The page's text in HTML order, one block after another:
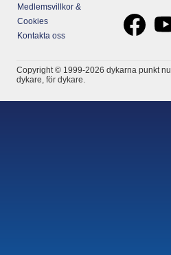
Medlemsvillkor &
Cookies
Kontakta oss
Copyright © 1999-2026 dykarna punkt
dykare, för dykare.